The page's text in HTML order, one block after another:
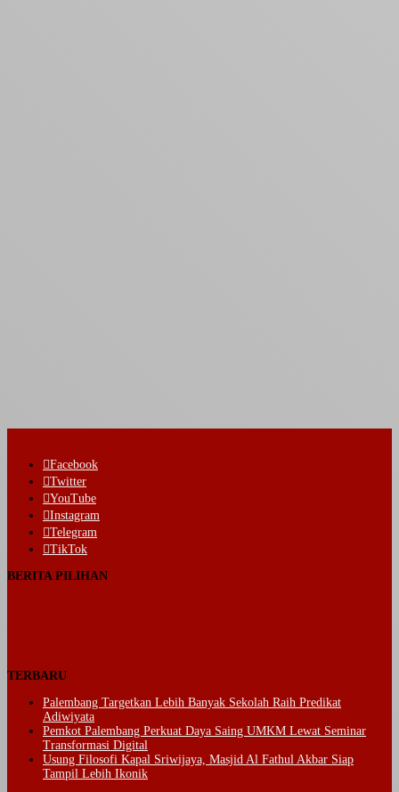
Facebook
Twitter
YouTube
Instagram
Telegram
TikTok
BERITA PILIHAN
TERBARU
Palembang Targetkan Lebih Banyak Sekolah Raih Predikat
Adiwiyata
Pemkot Palembang Perkuat Daya Saing UMKM Lewat Seminar
Transformasi Digital
Usung Filosofi Kapal Sriwijaya, Masjid Al Fathul Akbar Siap
Tampil Lebih Ikonik